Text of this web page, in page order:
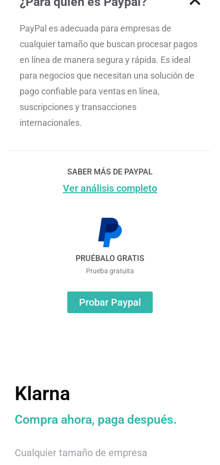
PayPal es adecuada para empresas de
cualquier tamaño que buscan procesar pagos
en línea de manera segura y rápida. Es ideal
para negocios que necesitan una solución de
pago confiable para ventas en línea,
suscripciones y transacciones
internacionales.
SABER MÁS DE PAYPAL
Ver análisis completo
PRUÉBALO GRATIS
Prueba gratuita
Probar Paypal
Klarna
Compra ahora, paga después.
Cualquier tamaño de empresa